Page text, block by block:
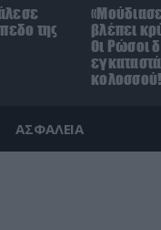
της
βλέπει
Οι Ρώσοι
κολοσσού!
ΑΣΦΑΛΕΙΑ